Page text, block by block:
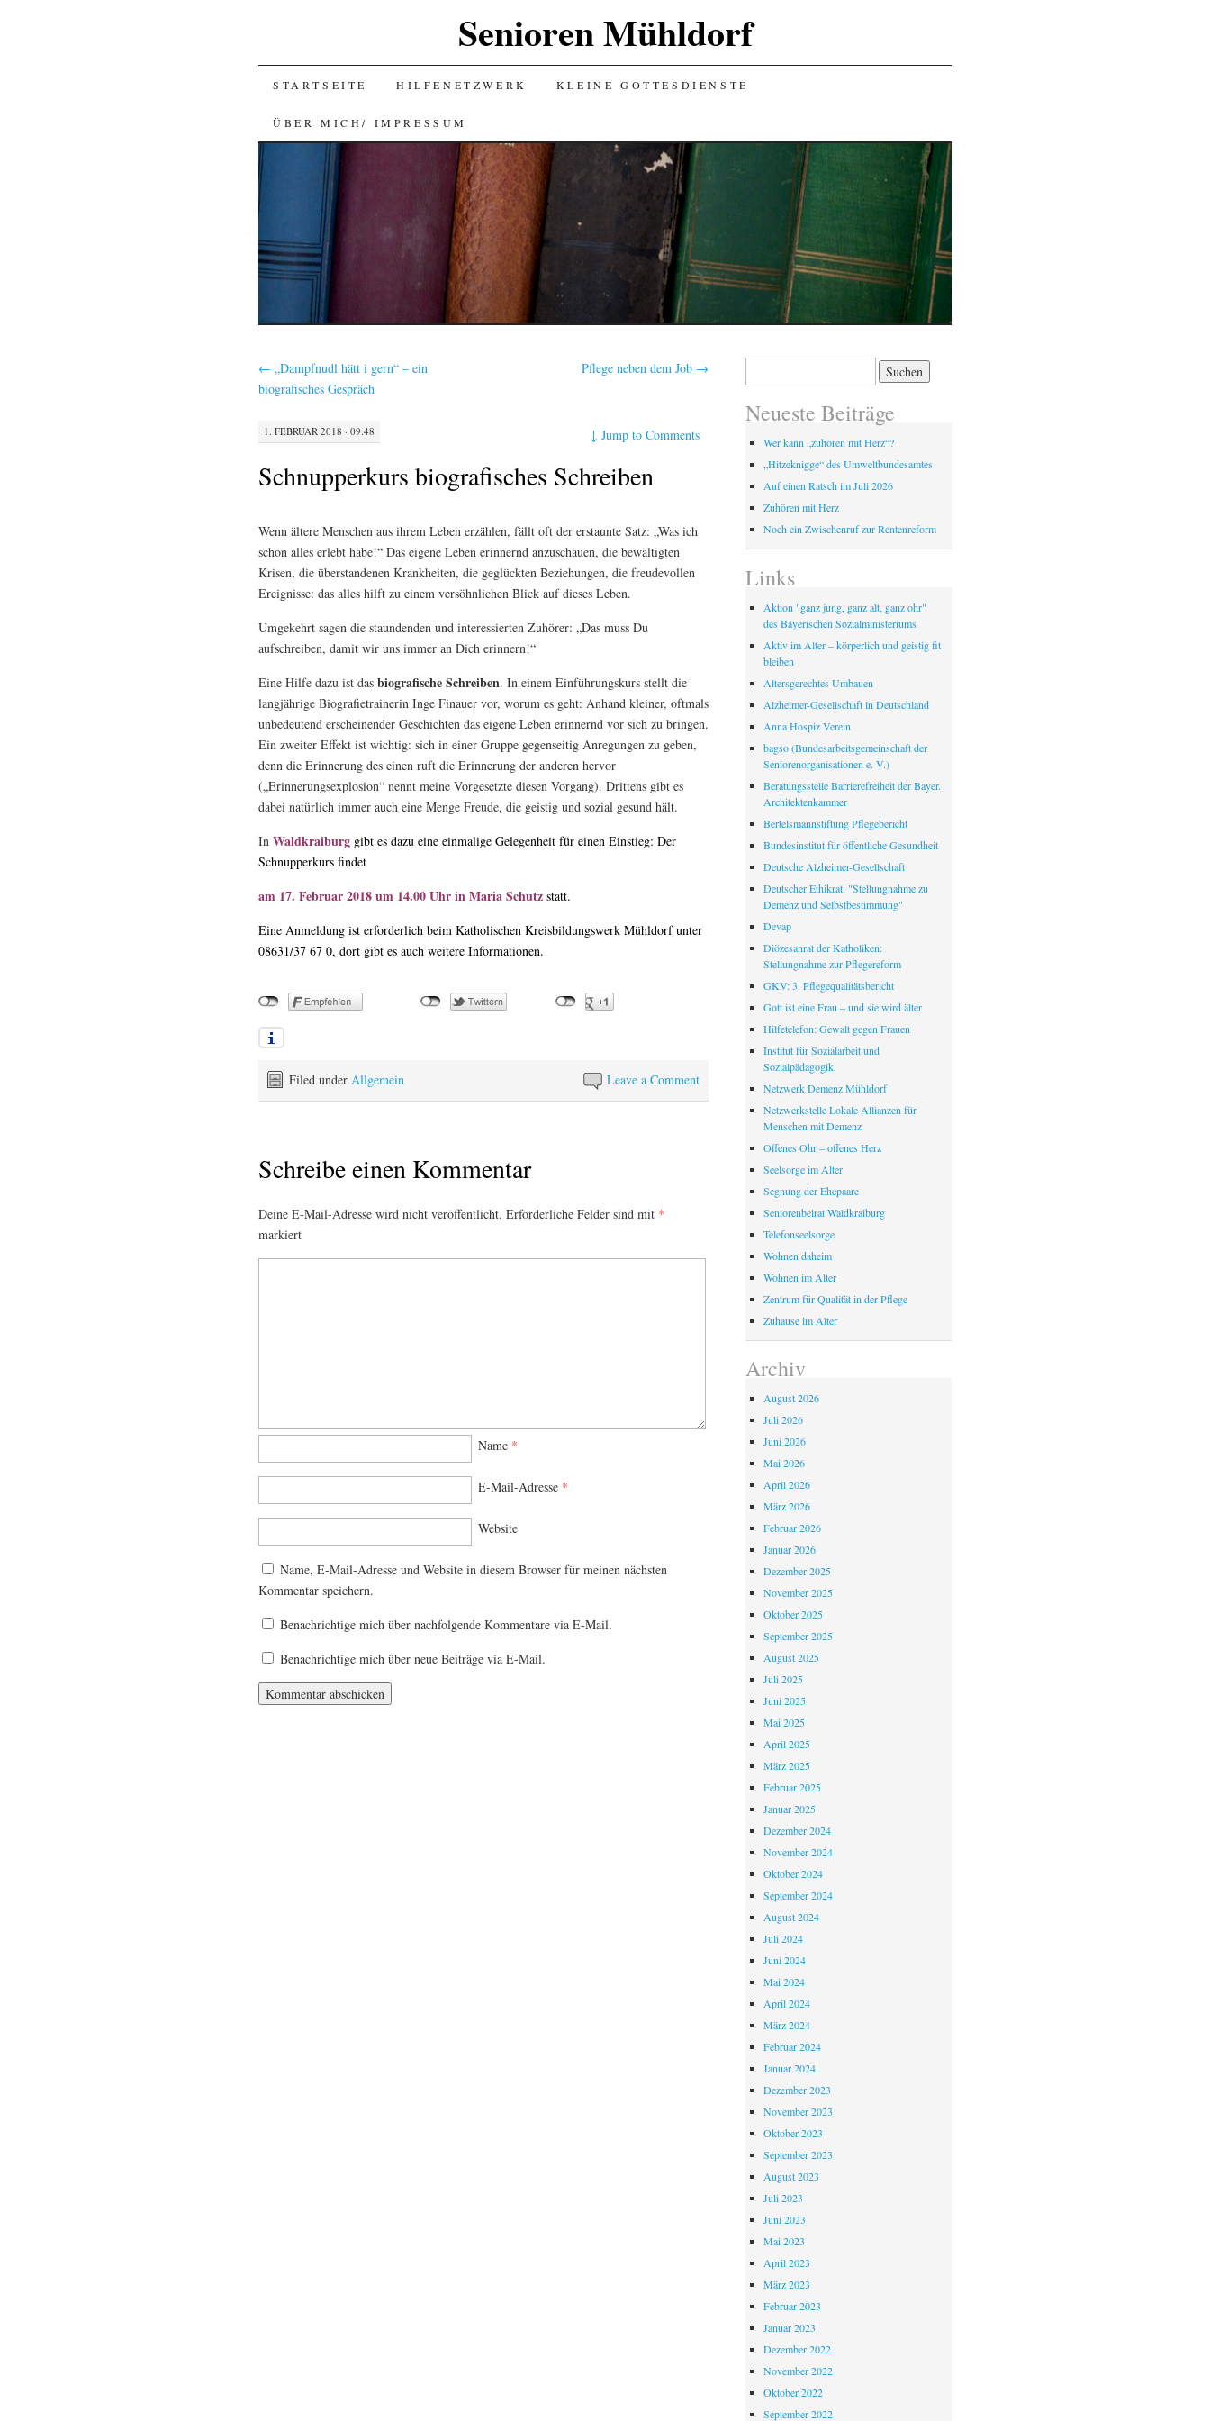
Senioren Mühldorf
SKIP
TO
CONTENT
STARTSEITE HILFENETZWERK KLEINE GOTTESDIENSTE
ÜBER MICH/ IMPRESSUM
← „Dampfnudl hätt i gern“ – ein
biografisches Gespräch
Pflege neben dem Job →
1. FEBRUAR 2018 · 09:48 ↓Jump to Comments
Schnupperkurs biografisches Schreiben
Wenn ältere Menschen aus ihrem Leben erzählen, fällt oft der erstaunte Satz: „Was ich
schon alles erlebt habe!“ Das eigene Leben erinnernd anzuschauen, die bewältigten
Krisen, die überstandenen Krankheiten, die geglückten Beziehungen, die freudevollen
Ereignisse: das alles hilft zu einem versöhnlichen Blick auf dieses Leben.
Umgekehrt sagen die staundenden und interessierten Zuhörer: „Das muss Du
aufschreiben, damit wir uns immer an Dich erinnern!“
Eine Hilfe dazu ist das biografische Schreiben. In einem Einführungskurs stellt die
langjährige Biografietrainerin Inge Finauer vor, worum es geht: Anhand kleiner, oftmals
unbedeutend erscheinender Geschichten das eigene Leben erinnernd vor sich zu bringen.
Ein zweiter Effekt ist wichtig: sich in einer Gruppe gegenseitig Anregungen zu geben,
denn die Erinnerung des einen ruft die Erinnerung der anderen hervor
(„Erinnerungsexplosion“ nennt meine Vorgesetzte diesen Vorgang). Drittens gibt es
dabei natürlich immer auch eine Menge Freude, die geistig und sozial gesund hält.
In Waldkraiburg gibt es dazu eine einmalige Gelegenheit für einen Einstieg: Der
Schnupperkurs findet
am 17. Februar 2018 um 14.00 Uhr in Maria Schutz statt.
Eine Anmeldung ist erforderlich beim Katholischen Kreisbildungswerk Mühldorf unter
08631/37 67 0, dort gibt es auch weitere Informationen.
Leave a Comment
Filed under Allgemein
Schreibe einen Kommentar
Deine E-Mail-Adresse wird nicht veröffentlicht. Erforderliche Felder sind mit *
markiert
Name *
E-Mail-Adresse *
Website
Name, E-Mail-Adresse und Website in diesem Browser für meinen nächsten
Kommentar speichern.
Benachrichtige mich über nachfolgende Kommentare via E-Mail.
Benachrichtige mich über neue Beiträge via E-Mail.
Neueste Beiträge
Wer kann „zuhören mit Herz“?
„Hitzeknigge“ des Umweltbundesamtes
Auf einen Ratsch im Juli 2026
Zuhören mit Herz
Noch ein Zwischenruf zur Rentenreform
Links
Aktion "ganz jung, ganz alt, ganz ohr"
des Bayerischen Sozialministeriums
Aktiv im Alter – körperlich und geistig fit
bleiben
Altersgerechtes Umbauen
Alzheimer-Gesellschaft in Deutschland
Anna Hospiz Verein
bagso (Bundesarbeitsgemeinschaft der
Seniorenorganisationen e. V.)
Beratungsstelle Barrierefreiheit der Bayer.
Architektenkammer
Bertelsmannstiftung Pflegebericht
Bundesinstitut für öffentliche Gesundheit
Deutsche Alzheimer-Gesellschaft
Deutscher Ethikrat: "Stellungnahme zu
Demenz und Selbstbestimmung"
Devap
Diözesanrat der Katholiken:
Stellungnahme zur Pflegereform
GKV: 3. Pflegequalitätsbericht
Gott ist eine Frau – und sie wird älter
Hilfetelefon: Gewalt gegen Frauen
Institut für Sozialarbeit und
Sozialpädagogik
Netzwerk Demenz Mühldorf
Netzwerkstelle Lokale Allianzen für
Menschen mit Demenz
Offenes Ohr – offenes Herz
Seelsorge im Alter
Segnung der Ehepaare
Seniorenbeirat Waldkraiburg
Telefonseelsorge
Wohnen daheim
Wohnen im Alter
Zentrum für Qualität in der Pflege
Zuhause im Alter
Archiv
August 2026
Juli 2026
Juni 2026
Mai 2026
April 2026
März 2026
Februar 2026
Januar 2026
Dezember 2025
November 2025
Oktober 2025
September 2025
August 2025
Juli 2025
Juni 2025
Mai 2025
April 2025
März 2025
Februar 2025
Januar 2025
Dezember 2024
November 2024
Oktober 2024
September 2024
August 2024
Juli 2024
Juni 2024
Mai 2024
April 2024
März 2024
Februar 2024
Januar 2024
Dezember 2023
November 2023
Oktober 2023
September 2023
August 2023
Juli 2023
Juni 2023
Mai 2023
April 2023
März 2023
Februar 2023
Januar 2023
Dezember 2022
November 2022
Oktober 2022
September 2022